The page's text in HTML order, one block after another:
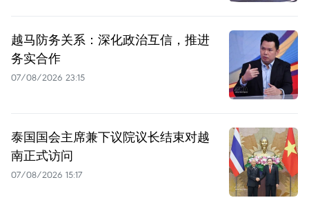
越马防务关系：深化政治互信，推进
务实合作
07/08/2026 23:15
泰国国会主席兼下议院议长结束对越
南正式访问
07/08/2026 15:17